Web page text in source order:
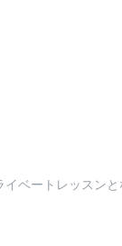
ベートレッスン